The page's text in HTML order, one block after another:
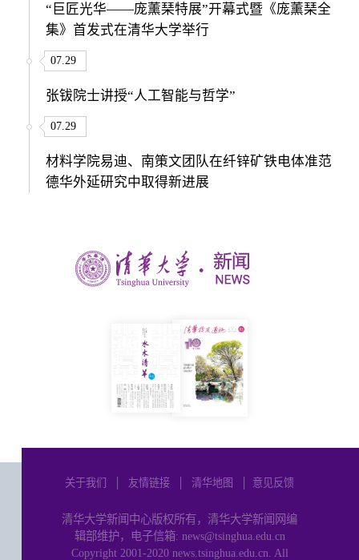
“巨匠光华——庞薰琹特展”开幕式暨《庞薰琹全
集》首发式在清华大学举行
07.29
张钹院士讲授“人工智能与哲学”
07.29
材料学院易迪、南策文团队在纤锌矿铁电体准范
德华外延研究中取得新进展
关于我们 友情链接 清华地图 意见反馈
清华大学新闻中心版权所有，清华大学新闻网编
辑部维护，电子信箱: news@tsinghua.edu.cn
Copyright 2001-2020 news.tsinghua.edu.cn. All